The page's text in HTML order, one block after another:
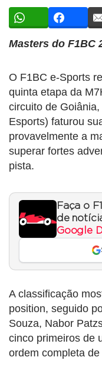
Masters do F1BC
O F1BC e-Sports
quinta etapa da
circuito de
Esports) faturou
provavelmente a
superar fortes
pista.
Faça o
de
Google
A classificação
position, seguido
Souza, Nabor
cinco primeiros de
ordem completa